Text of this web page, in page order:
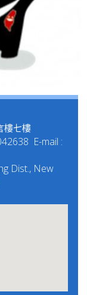
樓七樓
E-mail :
Dist., New